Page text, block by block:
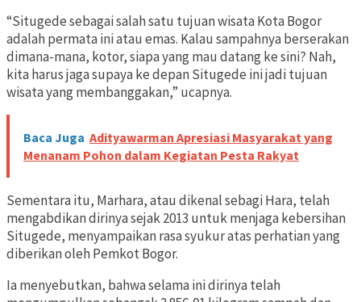
“Situgede sebagai salah satu tujuan wisata Kota Bogor
adalah permata ini atau emas. Kalau sampahnya berserakan
dimana-mana, kotor, siapa yang mau datang ke sini? Nah,
kita harus jaga supaya ke depan Situgede ini jadi tujuan
wisata yang membanggakan,” ucapnya.
Baca Juga Adityawarman Apresiasi Masyarakat yang
Menanam Pohon dalam Kegiatan Pesta Rakyat
Sementara itu, Marhara, atau dikenal sebagi Hara, telah
mengabdikan dirinya sejak 2013 untuk menjaga kebersihan
Situgede, menyampaikan rasa syukur atas perhatian yang
diberikan oleh Pemkot Bogor.
Ia menyebutkan, bahwa selama ini dirinya telah